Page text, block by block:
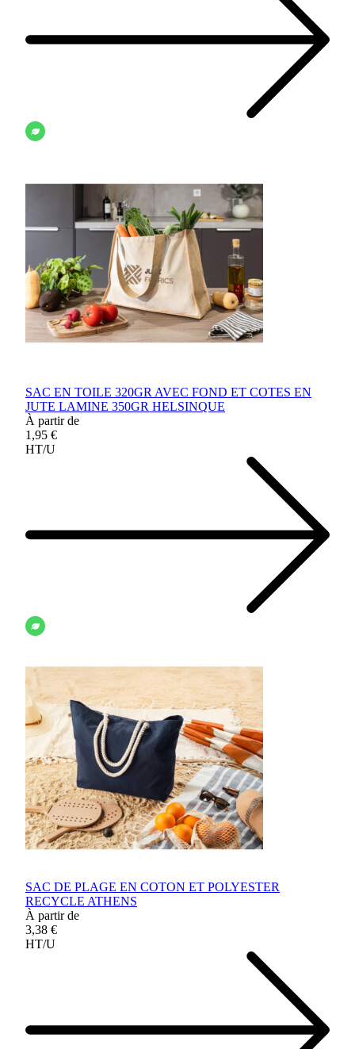
SAC EN TOILE 320GR AVEC FOND ET COTES EN
JUTE LAMINE 350GR HELSINQUE
À partir de
1,95 €
HT/U
SAC DE PLAGE EN COTON ET POLYESTER
RECYCLE ATHENS
À partir de
3,38 €
HT/U